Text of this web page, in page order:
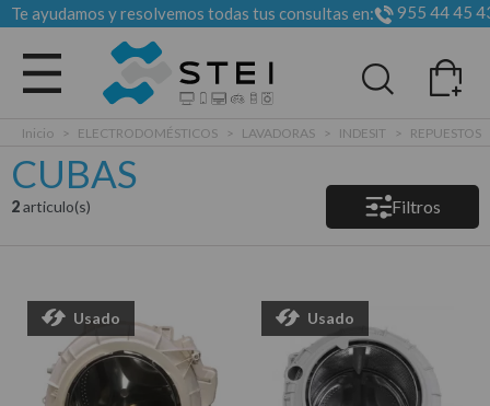
Te ayudamos y resolvemos todas tus consultas en: 955 44 45
Todas las categorias
Inicio > ELECTRODOMÉSTICOS > LAVADORAS > INDESIT > REPUESTOS
CUBAS
2articulo(s) Filtros
Usado Usado